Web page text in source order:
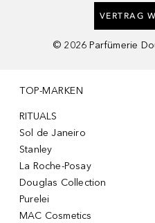
VERTRAG
© 2026 Parfümerie
TOP-MARKEN
RITUALS
Sol de Janeiro
Stanley
La Roche-Posay
Douglas Collection
Purelei
MAC Cosmetics